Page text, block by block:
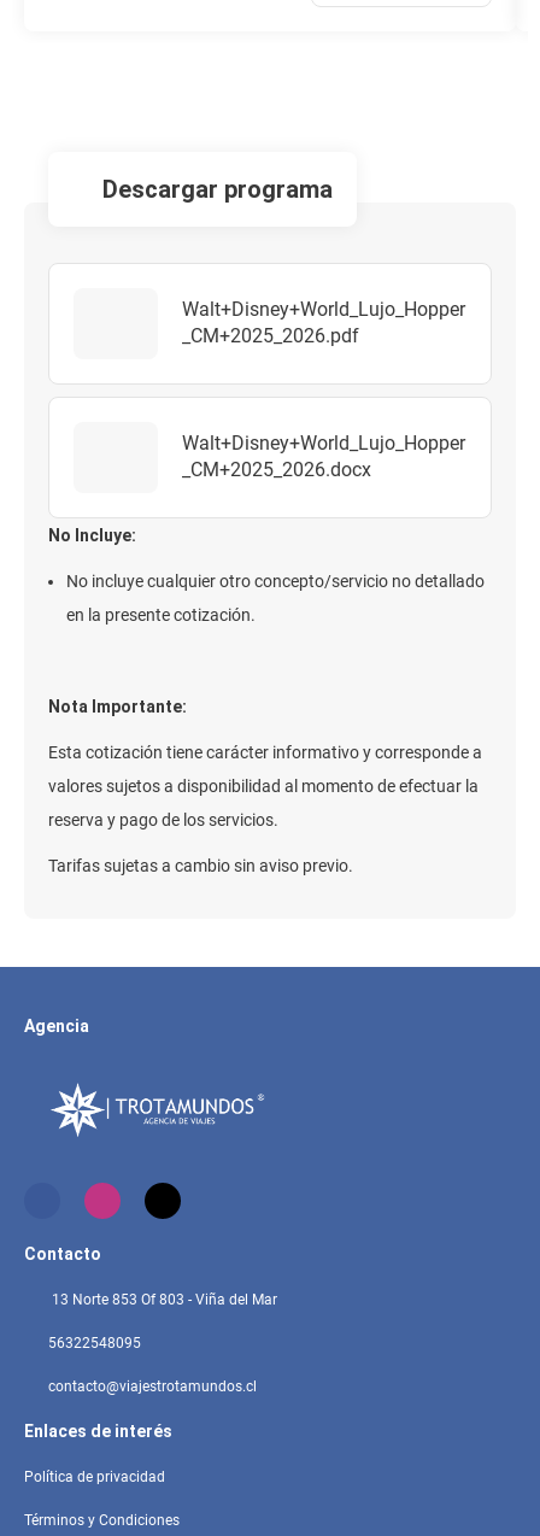
descargar programa
Walt+Disney+World_Lujo_Hopper
_CM+2025_2026.pdf
Walt+Disney+World_Lujo_Hopper
_CM+2025_2026.docx
No Incluye:
No incluye cualquier otro concepto/servicio no detallado
en la presente cotización.
Nota Importante:
Esta cotización tiene carácter informativo y corresponde a
valores sujetos a disponibilidad al momento de efectuar la
reserva y pago de los servicios.
Tarifas sujetas a cambio sin aviso previo.
Agencia
Contacto
13 Norte 853 Of 803 - Viña del Mar
56322548095
contacto@viajestrotamundos.cl
Enlaces de interés
Política de privacidad
Términos y Condiciones